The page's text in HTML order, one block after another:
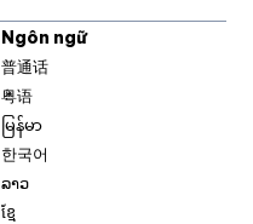
Ngôn ngữ
普通话
粤语
မြန်မာ
한국어
ລາວ
ខ្មែ